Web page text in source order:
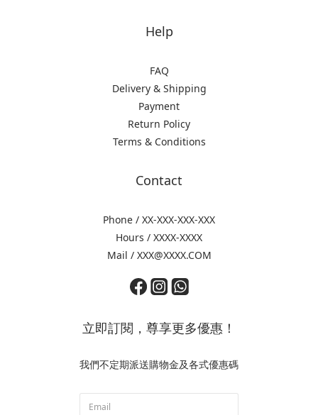
Help
FAQ
Delivery & Shipping
Payment
Return Policy
Terms & Conditions
Contact
Phone / XX-XXX-XXX-XXX
Hours / XXXX-XXXX
Mail / XXX@XXXX.COM
立即訂閱，尊享更多優惠！
我們不定期派送購物金及各式優惠碼